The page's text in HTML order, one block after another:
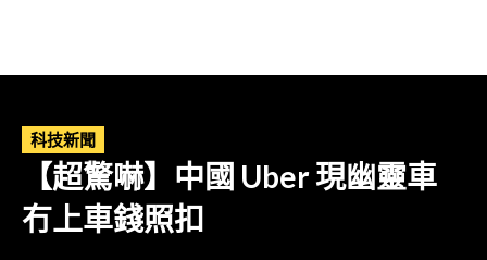
科技新聞
【超驚嚇】中國 Uber 現幽靈車
冇上車錢照扣